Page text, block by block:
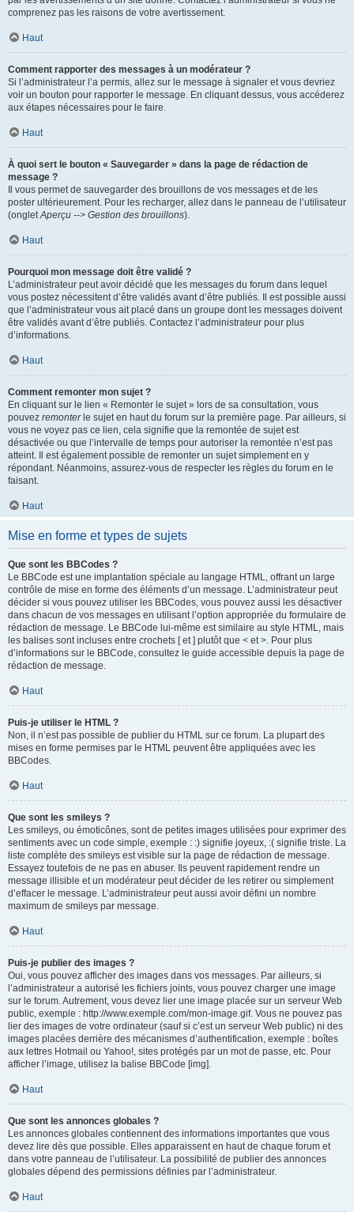
comprenez pas les raisons de votre avertissement.
Haut
Comment rapporter des messages à un modérateur ?
Si l’administrateur l’a permis, allez sur le message à signaler et vous devriez
voir un bouton pour rapporter le message. En cliquant dessus, vous accéderez
aux étapes nécessaires pour le faire.
Haut
À quoi sert le bouton « Sauvegarder » dans la page de rédaction de
message ?
Il vous permet de sauvegarder des brouillons de vos messages et de les
poster ultérieurement. Pour les recharger, allez dans le panneau de l’utilisateur
(ongletAperçu --> Gestion des brouillons).
Haut
Pourquoi mon message doit être validé ?
L’administrateur peut avoir décidé que les messages du forum dans lequel
vous postez nécessitent d’être validés avant d’être publiés. Il est possible aussi
que l’administrateur vous ait placé dans un groupe dont les messages doivent
être validés avant d’être publiés. Contactez l’administrateur pour plus
d’informations.
Haut
Comment remonter mon sujet ?
En cliquant sur le lien « Remonter le sujet » lors de sa consultation, vous
pouvez remonterle sujet en haut du forum sur la première page. Par ailleurs, si
vous ne voyez pas ce lien, cela signifie que la remontée de sujet est
désactivée ou que l’intervalle de temps pour autoriser la remontée n’est pas
atteint. Il est également possible de remonter un sujet simplement en y
répondant. Néanmoins, assurez-vous de respecter les règles du forum en le
faisant.
Haut
Mise en forme et types de sujets
Que sont les BBCodes ?
Le BBCode est une implantation spéciale au langage HTML, offrant un large
contrôle de mise en forme des éléments d’un message. L’administrateur peut
décider si vous pouvez utiliser les BBCodes, vous pouvez aussi les désactiver
dans chacun de vos messages en utilisant l’option appropriée du formulaire de
rédaction de message. Le BBCode lui-même est similaire au style HTML, mais
les balises sont incluses entre crochets [ et ] plutôt que < et >. Pour plus
d’informations sur le BBCode, consultez le guide accessible depuis la page de
rédaction de message.
Haut
Puis-je utiliser le HTML ?
Non, il n’est pas possible de publier du HTML sur ce forum. La plupart des
mises en forme permises par le HTML peuvent être appliquées avec les
BBCodes.
Haut
Que sont les smileys ?
Les smileys, ou émoticônes, sont de petites images utilisées pour exprimer des
sentiments avec un code simple, exemple : :) signifie joyeux, :( signifie triste. La
liste complète des smileys est visible sur la page de rédaction de message.
Essayez toutefois de ne pas en abuser. Ils peuvent rapidement rendre un
message illisible et un modérateur peut décider de les retirer ou simplement
d’effacer le message. L’administrateur peut aussi avoir défini un nombre
maximum de smileys par message.
Haut
Puis-je publier des images ?
Oui, vous pouvez afficher des images dans vos messages. Par ailleurs, si
l’administrateur a autorisé les fichiers joints, vous pouvez charger une image
sur le forum. Autrement, vous devez lier une image placée sur un serveur Web
public, exemple : http://www.exemple.com/mon-image.gif. Vous ne pouvez pas
lier des images de votre ordinateur (sauf si c’est un serveur Web public) ni des
images placées derrière des mécanismes d’authentification, exemple : boîtes
aux lettres Hotmail ou Yahoo!, sites protégés par un mot de passe, etc. Pour
afficher l’image, utilisez la balise BBCode [img].
Haut
Que sont les annonces globales ?
Les annonces globales contiennent des informations importantes que vous
devez lire dès que possible. Elles apparaissent en haut de chaque forum et
dans votre panneau de l’utilisateur. La possibilité de publier des annonces
globales dépend des permissions définies par l’administrateur.
Haut